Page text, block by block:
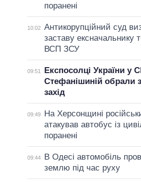
поранені
10:02 Антикорупційний суд
заставу ексначальнику
ВСП ЗСУ
09:51
Експосолці України у
Стефанішиній обрали
захід
09:49
На Херсонщині
атакував автобус із
поранені
09:44
В Одесі автомобіль
землю під час руху